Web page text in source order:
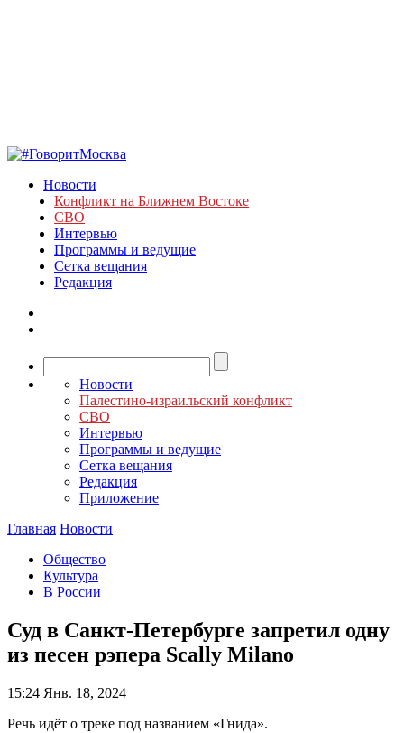
Новости
Конфликт на Ближнем Востоке
СВО
Интервью
Программы и ведущие
Сетка вещания
Редакция
Новости
Палестино-израильский конфликт
СВО
Интервью
Программы и ведущие
Сетка вещания
Редакция
Приложение
Главная Новости
Общество
Культура
В России
Суд в Санкт-Петербурге запретил одну
из песен рэпера Scally Milano
15:24 Янв. 18, 2024
Речь идёт о треке под названием «Гнида».